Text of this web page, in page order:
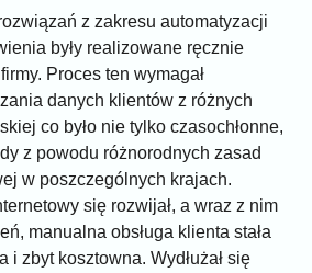
z zakresu automatyzacji
były realizowane ręcznie
Proces ten wymagał
danych klientów z różnych
co było nie tylko czasochłonne,
z powodu różnorodnych zasad
w poszczególnych krajach.
się rozwijał, a wraz z nim
manualna obsługa klienta stała
i zbyt kosztowna. Wydłużał się